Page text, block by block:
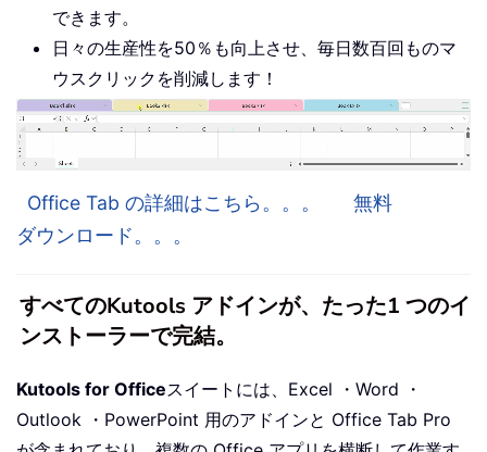
できます。
日々の生産性を50％も向上させ、毎日数百回ものマ
ウスクリックを削減します！
Office Tab の詳細はこちら。。。
無料
ダウンロード。。。
すべてのKutools アドインが、たった1 つのイ
ンストーラーで完結。
Kutools for Officeスイートには、Excel ・Word ・
Outlook ・PowerPoint 用のアドインと Office Tab Pro